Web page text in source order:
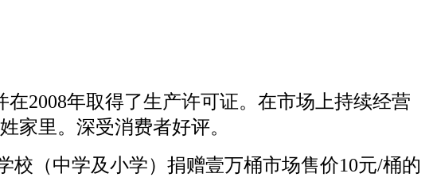
在2008年取得了生产许可证。在市场上持续经营
家里。深受消费者好评。
校（中学及小学）捐赠壹万桶市场售价10元/桶的